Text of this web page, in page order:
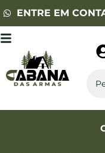
ENTRE EM